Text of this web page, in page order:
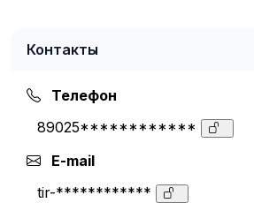
Контакты
Телефон
89025************
E-mail
tir-************